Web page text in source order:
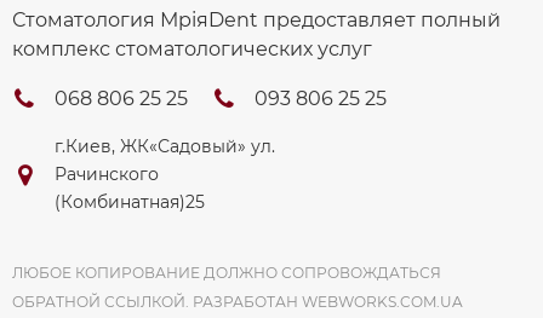
Стоматология МріяDent предоставляет полный
комплекс стоматологических услуг
068 806 25 25 093 806 25 25
г.Киев, ЖК«Садовый» ул.
Рачинского
(Комбинатная)25
ЛЮБОЕ КОПИРОВАНИЕ ДОЛЖНО СОПРОВОЖДАТЬСЯ
ОБРАТНОЙ ССЫЛКОЙ. РАЗРАБОТАН WEBWORKS.COM.UA